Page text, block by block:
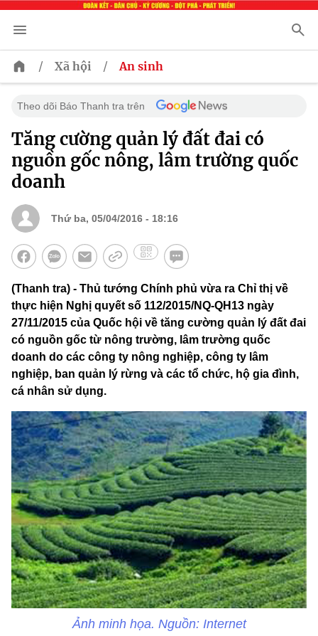
/ Xã hội / An sinh
Theo dõi Báo Thanh tra trên
Tăng cường quản lý đất đai có
nguồn gốc nông, lâm trường quốc
doanh
Thứ ba, 05/04/2016 - 18:16
(Thanh tra) - Thủ tướng Chính phủ vừa ra Chỉ thị về
thực hiện Nghị quyết số 112/2015/NQ-QH13 ngày
27/11/2015 của Quốc hội về tăng cường quản lý đất đai
có nguồn gốc từ nông trường, lâm trường quốc
doanh do các công ty nông nghiệp, công ty lâm
nghiệp, ban quản lý rừng và các tổ chức, hộ gia đình,
cá nhân sử dụng.
Ảnh minh họa. Nguồn: Internet